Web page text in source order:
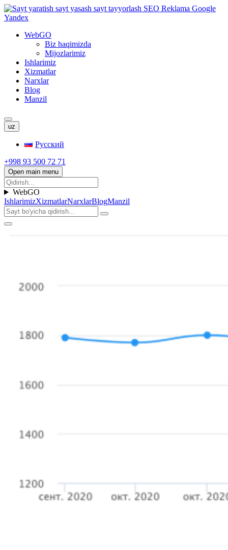
WebGO
Biz haqimizda
Mijozlarimiz
Ishlarimiz
Xizmatlar
Narxlar
Blog
Manzil
uz
Русский
+998 93 500 72 71
Open main menu
WebGO
IshlarimizXizmatlarNarxlarBlogManzil